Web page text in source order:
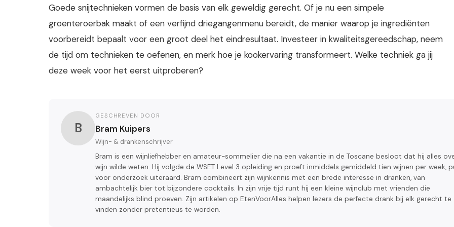
Goede snijtechnieken vormen de basis van elk geweldig gerecht. Of je nu een simpele
groenteroerbak maakt of een verfijnd driegangenmenu bereidt, de manier waarop je ingrediënten
voorbereidt bepaalt voor een groot deel het eindresultaat. Investeer in kwaliteitsgereedschap, neem
de tijd om technieken te oefenen, en merk hoe je kookervaring transformeert. Welke techniek ga jij
deze week voor het eerst uitproberen?
B
GESCHREVEN DOOR
Bram Kuipers
Wijn- & drankenschrijver
Bram is een wijnliefhebber en amateur-sommelier die na een vakantie in de Toscane besloot dat hij alles
wijn wilde weten. Hij volgde de WSET Level 3 opleiding en proeft inmiddels gemiddeld tien wijnen per week,
voor onderzoek uiteraard. Bram combineert zijn wijnkennis met een brede interesse in dranken, van
ambachtelijk bier tot bijzondere cocktails. In zijn vrije tijd runt hij een kleine wijnclub met vrienden die
maandelijks blind proeven. Zijn artikelen op EtenVoorAlles helpen lezers de perfecte drank bij elk gerecht te
vinden zonder pretentieus te worden.